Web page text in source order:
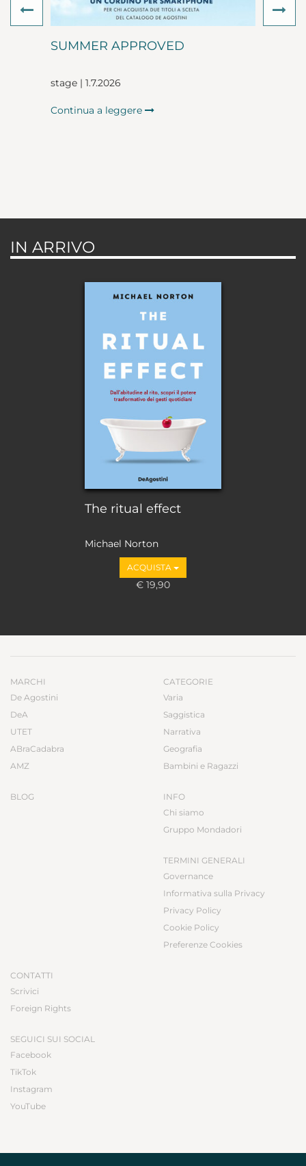
SUMMER APPROVED
stage | 1.7.2026
Continua a leggere
Previous
IN ARRIVO
The ritual effect
Michael Norton
ACQUISTA
€ 19,90
MARCHI
De Agostini
DeA
UTET
ABraCadabra
AMZ
BLOG
CATEGORIE
Varia
Saggistica
Narrativa
Geografia
Bambini e Ragazzi
INFO
Chi siamo
Gruppo Mondadori
TERMINI GENERALI
Governance
Informativa sulla Privacy
Privacy Policy
Cookie Policy
Preferenze Cookies
CONTATTI
Scrivici
Foreign Rights
SEGUICI SUI SOCIAL
Facebook
TikTok
Instagram
YouTube